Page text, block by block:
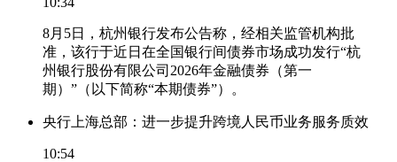
8月5日，杭州银行发布公告称，经相关监管机构批
准，该行于近日在全国银行间债券市场成功发行“杭
州银行股份有限公司2026年金融债券（第一
期）”（以下简称“本期债券”）。
央行上海总部：进一步提升跨境人民币业务服务质效
10:54